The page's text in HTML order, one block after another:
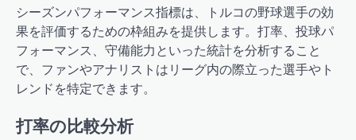
シーズンパフォーマンス指標は、トルコの野球選手の効
果を評価するための枠組みを提供します。打率、投球パ
フォーマンス、守備能力といった統計を分析すること
で、ファンやアナリストはリーグ内の際立った選手やト
レンドを特定できます。
打率の比較分析